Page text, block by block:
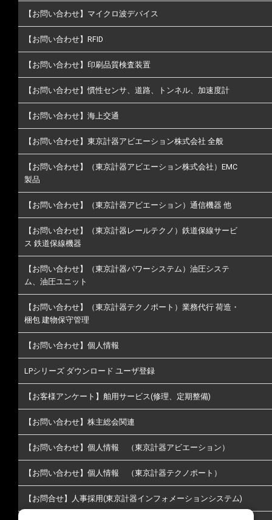
【お問い合わせ】マイクロ波デバイス
【お問い合わせ】RFID
【お問い合わせ】印刷品質検査装置
【お問い合わせ】慣性センサ、道路、トンネル、加速度計
【お問い合わせ】海上交通
【お問い合わせ】東京計器アビエーション株式会社 全般
【お問い合わせ】（東京計器アビエーション株式会社）EMC
製品
【お問い合わせ】（東京計器アビエーション）通信機器 他
【お問い合わせ】（東京計器レールテクノ）鉄道保線サービ
ス 鉄道保線機器
【お問い合わせ】（東京計器パワーシステム）油圧システ
ム、油圧ユニット
【お問い合わせ】（東京計器テクノポート）業務代行 荷造・
梱包 建物保守管理
【お問い合わせ】個人情報
LPシリーズ ダウンロード ユーザ登録
【お客様アンケート】舶用サービス(修理、定期整備)
【お問い合わせ】株主総会関連
【お問い合わせ】個人情報 （東京計器アビエーション）
【お問い合わせ】個人情報 （東京計器テクノポート）
【お問合せ】人事採用(東京計器インフォメーションシステム)